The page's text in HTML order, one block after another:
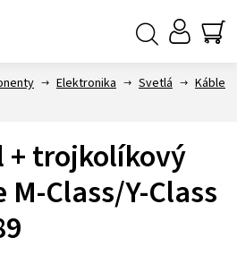
Elektronika Svetlá
Káble
+ trojkolíkový
Class/Y-Class